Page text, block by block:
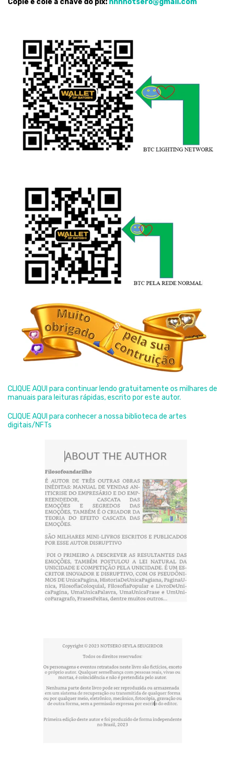
Copie e cole a chave do pix: nnnnotsero@gmail.com
CLIQUE AQUI para continuar lendo gratuitamente os milhares de
manuais para leituras rápidas, escrito por este autor.
CLIQUE AQUI para conhecer a nossa biblioteca de artes
digitais/NFTs